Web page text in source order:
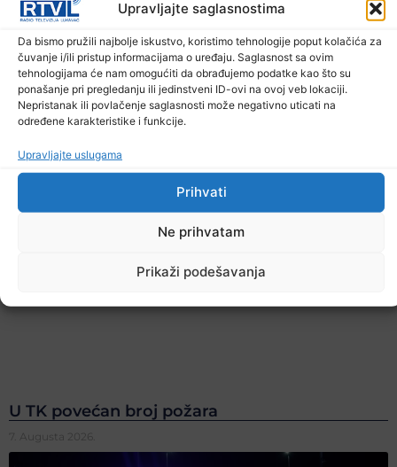
Upravljajte saglasnostima
Da bismo pružili najbolje iskustvo, koristimo tehnologije poput kolačića za
čuvanje i/ili pristup informacijama o uređaju. Saglasnost sa ovim
tehnologijama će nam omogućiti da obrađujemo podatke kao što su
ponašanje pri pregledanju ili jedinstveni ID-ovi na ovoj veb lokaciji.
Nepristanak ili povlačenje saglasnosti može negativno uticati na
određene karakteristike i funkcije.
Upravljajte uslugama
Prihvati
Ne prihvatam
Prikaži podešavanja
U TK povećan broj požara
7. Augusta 2026.